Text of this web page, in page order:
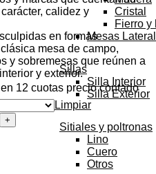
Cristal
Fierro y
Mesas
Sillas
Silla Interior
Silla Exterior
Sitiales y poltronas
Lino
Cuero
Otros
calidez y
en formas
mesa de campo,
y sobremesas que reúnen a
y exterior.
12 cuotas precio contado
Limpiar